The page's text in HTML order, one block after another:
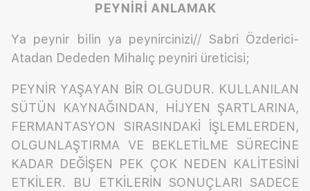
PEYNİRİ ANLAMAK
Ya peynir bilin ya peynircinizi// Sabri Özderici-
Atadan Dededen Mihalıç peyniri üreticisi;
PEYNİR YAŞAYAN BİR OLGUDUR. KULLANILAN
SÜTÜN KAYNAĞINDAN, HİJYEN ŞARTLARINA,
FERMANTASYON SIRASINDAKİ İŞLEMLERDEN,
OLGUNLAŞTIRMA VE BEKLETİLME SÜRECİNE
KADAR DEĞİŞEN PEK ÇOK NEDEN KALİTESİNİ
ETKİLER. BU ETKİLERİN SONUÇLARI SADECE